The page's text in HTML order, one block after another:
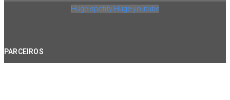
Huge-spotify Huge-youtube
PARCEIROS